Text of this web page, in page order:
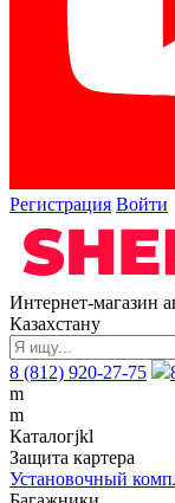
Регистрация Войти
Интернет-магазин
Казахстану
8 (812) 920-27-75
m
m
Каталогjkl
Защита картера
Установочный